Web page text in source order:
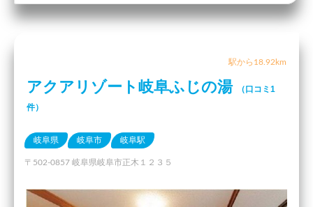
駅から18.92km
アクアリゾート岐阜ふじの湯
（口コミ1
件）
岐阜県 岐阜市 岐阜駅
〒502-0857 岐阜県岐阜市正木１２３５